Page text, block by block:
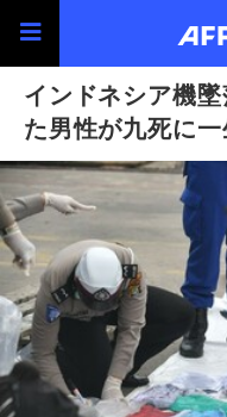
インドネシア機
た男性が九死に